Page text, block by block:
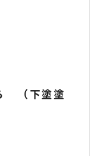
（下塗塗